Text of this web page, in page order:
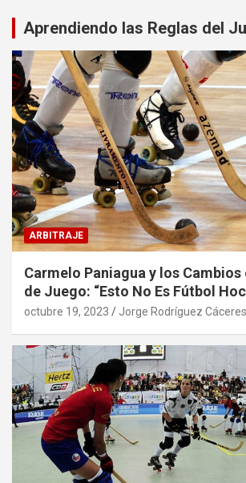
Aprendiendo las Reglas del
ARBITRAJE
Carmelo Paniagua y los Cambios
de Juego: “Esto No Es Fútbol
octubre 19, 2023 Jorge Rodríguez Cáceres